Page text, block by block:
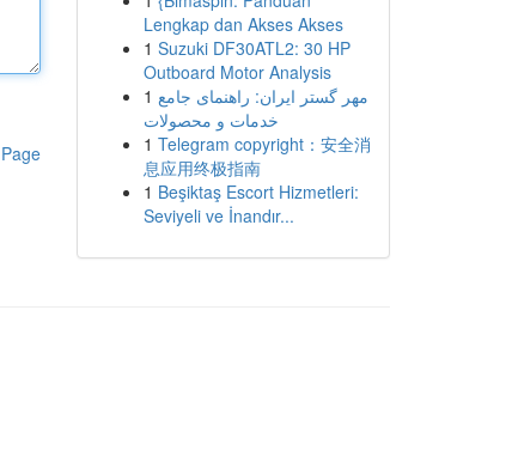
Lengkap dan Akses Akses
1 Suzuki DF30ATL2: 30 HP
Outboard Motor Analysis
1 مهر گستر ایران: راهنمای جامع
خدمات و محصولات
1 Telegram copyright：安全消
息应用终极指南
1 Beşiktaş Escort Hizmetleri:
Seviyeli ve İnandır...